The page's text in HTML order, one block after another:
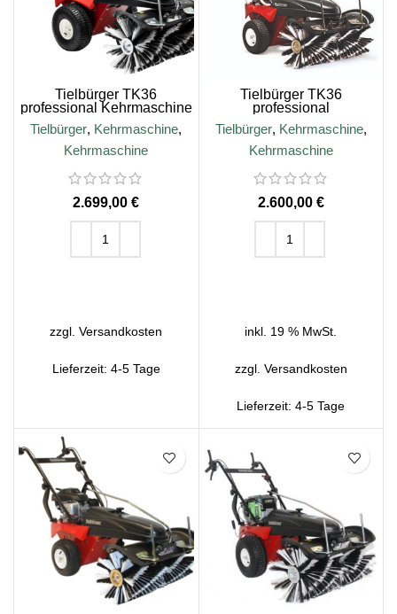
Tielbürger TK36
professional Kehrmaschine
mit EGO-Akku-Motor
Tielbürger, Kehrmaschine,
Kehrmaschine
€
zzgl.Versandkosten
Lieferzeit: 4-5 Tage
Tielbürger TK36
professional
Kehrmaschine, B&S 675
EXi Motor
Tielbürger, Kehrmaschine,
Kehrmaschine
€
inkl. 19 % MwSt.
zzgl. Versandkosten
Lieferzeit:4-5 Tage
SALE